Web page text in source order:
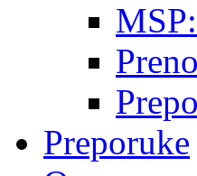
Preporuke